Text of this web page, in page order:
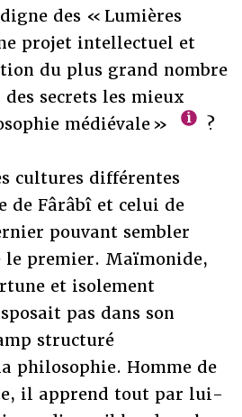
des « Lumières
projet intellectuel et
du plus grand nombre
secrets les mieux
médiévale »
?
cultures différentes
de Fârâbî et celui de
pouvant sembler
le premier. Maïmonide,
et isolement
pas dans son
structuré
philosophie. Homme de
il apprend tout par lui-